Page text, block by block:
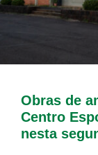
Obras de
Centro
nesta